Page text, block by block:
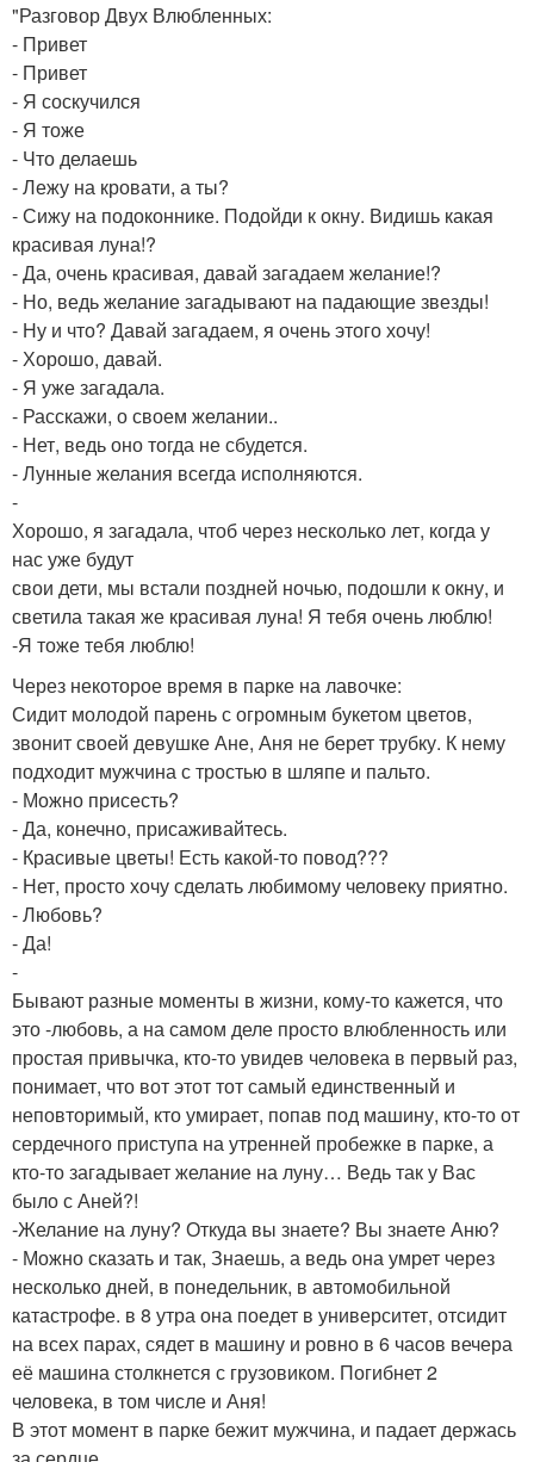
"Разговор Двух Влюбленных:
- Привет
- Привет
- Я соскучился
- Я тоже
- Что делаешь
- Лежу на кровати, а ты?
- Сижу на подоконнике. Подойди к окну. Видишь какая
красивая луна!?
- Да, очень красивая, давай загадаем желание!?
- Но, ведь желание загадывают на падающие звезды!
- Ну и что? Давай загадаем, я очень этого хочу!
- Хорошо, давай.
- Я уже загадала.
- Расскажи, о своем желании..
- Нет, ведь оно тогда не сбудется.
- Лунные желания всегда исполняются.
-
Хорошо, я загадала, чтоб через несколько лет, когда у
нас уже будут
свои дети, мы встали поздней ночью, подошли к окну, и
светила такая же красивая луна! Я тебя очень люблю!
-Я тоже тебя люблю!
Через некоторое время в парке на лавочке:
Сидит молодой парень с огромным букетом цветов,
звонит своей девушке Ане, Аня не берет трубку. К нему
подходит мужчина с тростью в шляпе и пальто.
- Можно присесть?
- Да, конечно, присаживайтесь.
- Красивые цветы! Есть какой-то повод???
- Нет, просто хочу сделать любимому человеку приятно.
- Любовь?
- Да!
-
Бывают разные моменты в жизни, кому-то кажется, что
это -любовь, а на самом деле просто влюбленность или
простая привычка, кто-то увидев человека в первый раз,
понимает, что вот этот тот самый единственный и
неповторимый, кто умирает, попав под машину, кто-то от
сердечного приступа на утренней пробежке в парке, а
кто-то загадывает желание на луну… Ведь так у Вас
было с Аней?!
-Желание на луну? Откуда вы знаете? Вы знаете Аню?
- Можно сказать и так, Знаешь, а ведь она умрет через
несколько дней, в понедельник, в автомобильной
катастрофе. в 8 утра она поедет в университет, отсидит
на всех парах, сядет в машину и ровно в 6 часов вечера
её машина столкнется с грузовиком. Погибнет 2
человека, в том числе и Аня!
В этот момент в парке бежит мужчина, и падает держась